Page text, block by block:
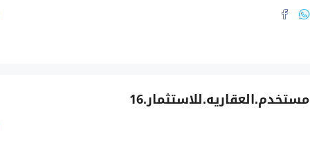
مستخدم.العقاريه.للاستثمار.16